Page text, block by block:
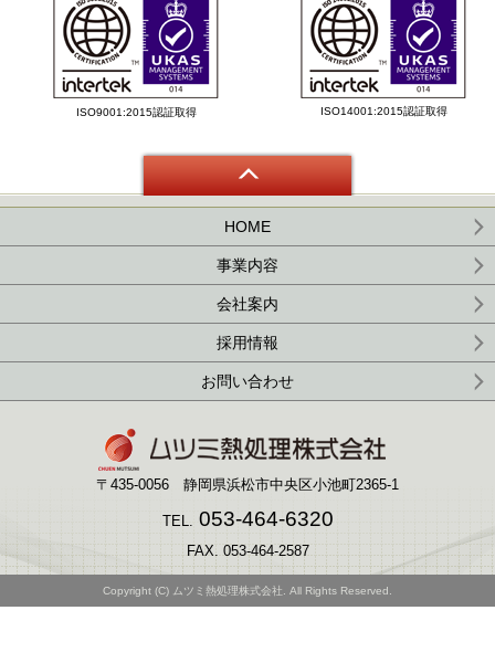
ISO9001:2015認証取得 ISO14001:2015認証取得
HOME
事業内容
会社案内
採用情報
お問い合わせ
〒435-0056 静岡県浜松市中央区小池町2365-1
TEL. 053-464-6320
FAX. 053-464-2587
Copyright (C) ムツミ熱処理株式会社. All Rights Reserved.